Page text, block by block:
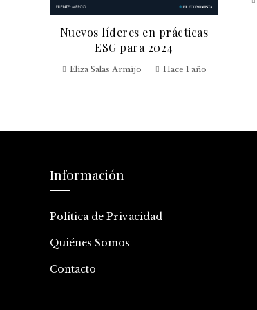
Nuevos líderes en prácticas
ESG para 2024
Eliza Salas Armijo Hace 1 año
Información
Política de Privacidad
Quiénes Somos
Contacto